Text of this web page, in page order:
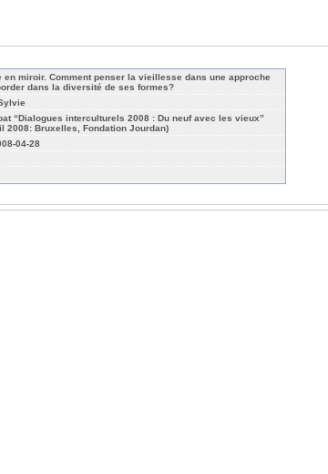
en miroir. Comment penser la vieillesse dans une approche
dans la diversité de ses formes?
“Dialogues interculturels 2008 : Du neuf avec les vieux”
2008: Bruxelles, Fondation Jourdan)
04-28